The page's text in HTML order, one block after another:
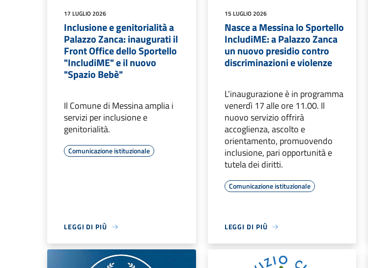
17 LUGLIO 2026
Inclusione e genitorialità a
Palazzo Zanca: inaugurati il
Front Office dello Sportello
"IncludiME" e il nuovo
"Spazio Bebè"
Il Comune di Messina amplia i
servizi per inclusione e
genitorialità.
Comunicazione istituzionale
LEGGI DI PIÙ
15 LUGLIO 2026
Nasce a Messina lo Sportello
IncludiME: a Palazzo Zanca
un nuovo presidio contro
discriminazioni e violenze
L'inaugurazione è in programma
venerdì 17 alle ore 11.00. Il
nuovo servizio offrirà
accoglienza, ascolto e
orientamento, promuovendo
inclusione, pari opportunità e
tutela dei diritti.
Comunicazione istituzionale
LEGGI DI PIÙ